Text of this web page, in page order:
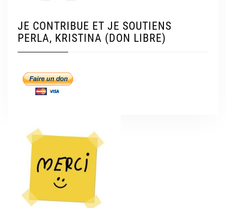
JE CONTRIBUE ET JE SOUTIENS
PERLA, KRISTINA (DON LIBRE)